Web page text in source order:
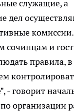
служащие, а
дел
комиссии.
сочинцам и
правила,
- говорит
организации